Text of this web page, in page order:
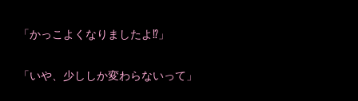
「かっこよくなりましたよ⁉」
「いや、少ししか変わらないって」